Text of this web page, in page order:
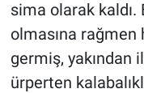
sima olarak kaldı.
olmasına rağmen
germiş, yakından
ürperten